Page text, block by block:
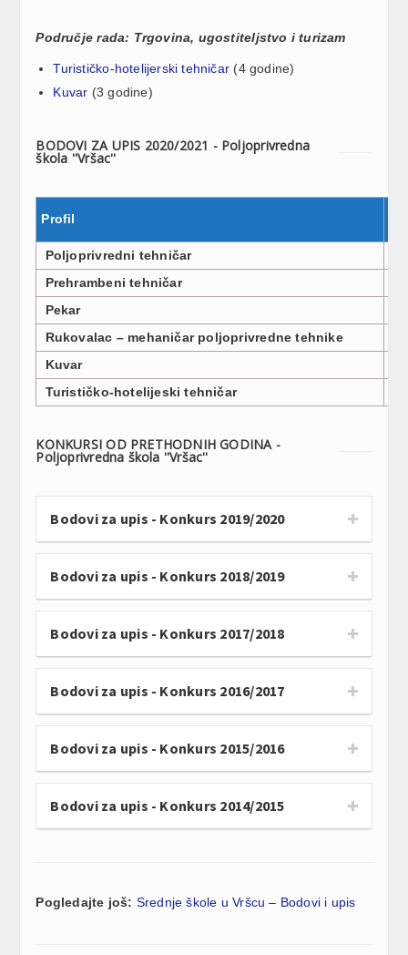
Područje rada: Trgovina, ugostiteljstvo i turizam
Turističko-hotelijerski tehničar (4 godine)
Kuvar (3 godine)
BODOVI ZA UPIS 2020/2021 - Poljoprivredna
škola ''Vršac''
Profil
Poljoprivredni tehničar
Prehrambeni tehničar
Pekar
Rukovalac – mehaničar poljoprivredne tehnike
Kuvar
Turističko-hotelijeski tehničar
KONKURSI OD PRETHODNIH GODINA -
Poljoprivredna škola ''Vršac''
Bodovi za upis - Konkurs 2019/2020
Bodovi za upis - Konkurs 2018/2019
Bodovi za upis - Konkurs 2017/2018
Bodovi za upis - Konkurs 2016/2017
Bodovi za upis - Konkurs 2015/2016
Bodovi za upis - Konkurs 2014/2015
Pogledajte još: Srednje škole u Vršcu – Bodovi i upis